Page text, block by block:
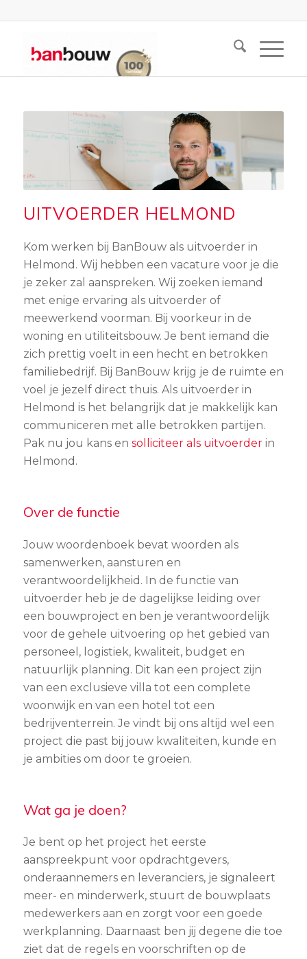
UITVOERDER HELMOND
Kom werken bij BanBouw als uitvoerder in
Helmond. Wij hebben een vacature voor je die
je zeker zal aanspreken. Wij zoeken iemand
met enige ervaring als uitvoerder of
meewerkend voorman. Bij voorkeur in de
woning en utiliteitsbouw. Je bent iemand die
zich prettig voelt in een hecht en betrokken
familiebedrijf. Bij BanBouw krijg je de ruimte en
voel je jezelf direct thuis. Als uitvoerder in
Helmond is het belangrijk dat je makkelijk kan
communiceren met alle betrokken partijen.
Pak nu jou kans en solliciteer als uitvoerderin
Helmond.
Over de functie
Jouw woordenboek bevat woorden als
samenwerken, aansturen en
verantwoordelijkheid. In de functie van
uitvoerder heb je de dagelijkse leiding over
een bouwproject en ben je verantwoordelijk
voor de gehele uitvoering op het gebied van
personeel, logistiek, kwaliteit, budget en
natuurlijk planning. Dit kan een project zijn
van een exclusieve villa tot een complete
woonwijk en van een hotel tot een
bedrijventerrein. Je vindt bij ons altijd wel een
project die past bij jouw kwaliteiten, kunde en
je ambities om door te groeien.
Wat ga je doen?
Je bent op het project het eerste
aanspreekpunt voor opdrachtgevers,
onderaannemers en leveranciers, je signaleert
meer- en minderwerk, stuurt de bouwplaats
medewerkers aan en zorgt voor een goede
werkplanning. Daarnaast ben jij degene die toe
ziet dat de regels en voorschriften op de